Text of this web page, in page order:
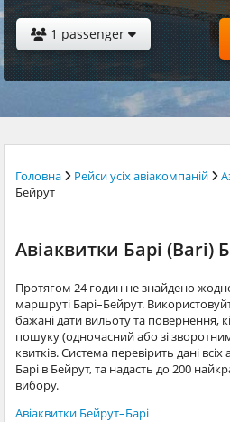
1 passenger
Головна Рейси усіх авіакомпаній
Бейрут
Авіаквитки Барі (Bari)
Протягом 24 годин не знайдено
маршруті Барі–Бейрут.
бажані дати вильоту та повернення,
пошуку (одночасний або зі
квитків. Система перевірить дані
Барі в Бейрут, та надасть до 200
вибору.
Авіаквитки Бейрут–Барі